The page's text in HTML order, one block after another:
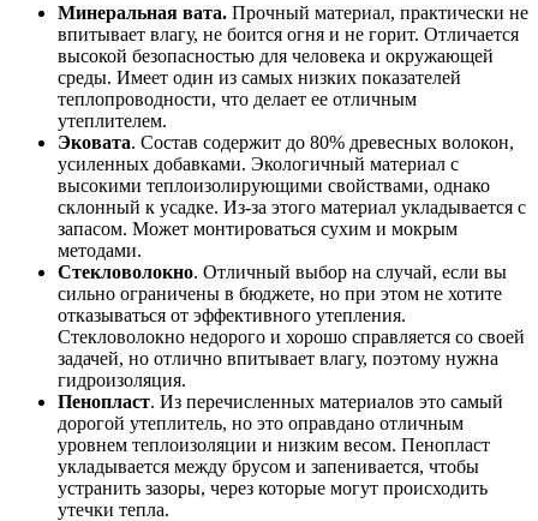
Минеральная вата. Прочный материал, практически не
впитывает влагу, не боится огня и не горит. Отличается
высокой безопасностью для человека и окружающей
среды. Имеет один из самых низких показателей
теплопроводности, что делает ее отличным
утеплителем.
Эковата. Состав содержит до 80% древесных волокон,
усиленных добавками. Экологичный материал с
высокими теплоизолирующими свойствами, однако
склонный к усадке. Из-за этого материал укладывается с
запасом. Может монтироваться сухим и мокрым
методами.
Стекловолокно. Отличный выбор на случай, если вы
сильно ограничены в бюджете, но при этом не хотите
отказываться от эффективного утепления.
Стекловолокно недорого и хорошо справляется со своей
задачей, но отлично впитывает влагу, поэтому нужна
гидроизоляция.
Пенопласт. Из перечисленных материалов это самый
дорогой утеплитель, но это оправдано отличным
уровнем теплоизоляции и низким весом. Пенопласт
укладывается между брусом и запенивается, чтобы
устранить зазоры, через которые могут происходить
утечки тепла.